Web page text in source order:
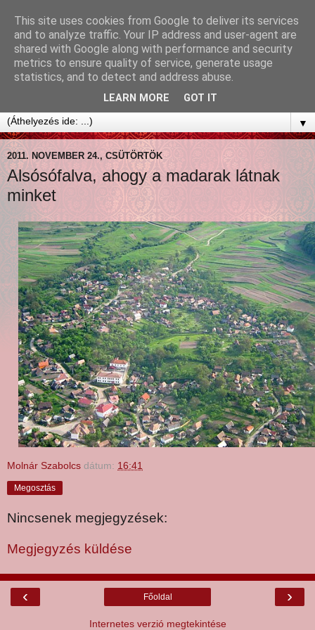
▼
2011. NOVEMBER 24., CSÜTÖRTÖK
Alsósófalva, ahogy a madarak látnak
minket
Molnár Szabolcs dátum: 16:41
Megosztás
Nincsenek megjegyzések:
Megjegyzés küldése
‹ ›
Főoldal
Internetes verzió megtekintése
This site uses cookies from Google to deliver its services
and to analyze traffic. Your IP address and user-agent are
shared with Google along with performance and security
metrics to ensure quality of service, generate usage
statistics, and to detect and address abuse.
LEARN MORE GOT IT